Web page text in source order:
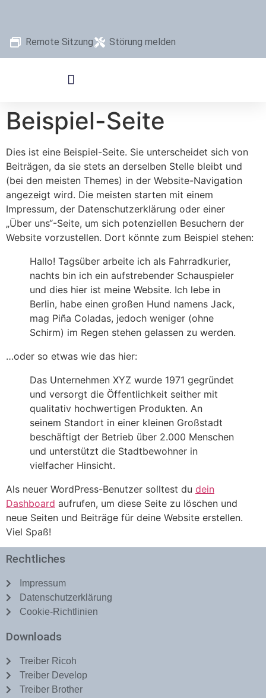
Remote Sitzung Störung melden
Beispiel-Seite
Dies ist eine Beispiel-Seite. Sie unterscheidet sich von
Beiträgen, da sie stets an derselben Stelle bleibt und
(bei den meisten Themes) in der Website-Navigation
angezeigt wird. Die meisten starten mit einem
Impressum, der Datenschutzerklärung oder einer
„Über uns“-Seite, um sich potenziellen Besuchern der
Website vorzustellen. Dort könnte zum Beispiel stehen:
Hallo! Tagsüber arbeite ich als Fahrradkurier,
nachts bin ich ein aufstrebender Schauspieler
und dies hier ist meine Website. Ich lebe in
Berlin, habe einen großen Hund namens Jack,
mag Piña Coladas, jedoch weniger (ohne
Schirm) im Regen stehen gelassen zu werden.
…oder so etwas wie das hier:
Das Unternehmen XYZ wurde 1971 gegründet
und versorgt die Öffentlichkeit seither mit
qualitativ hochwertigen Produkten. An
seinem Standort in einer kleinen Großstadt
beschäftigt der Betrieb über 2.000 Menschen
und unterstützt die Stadtbewohner in
vielfacher Hinsicht.
Als neuer WordPress-Benutzer solltest du dein
Dashboard aufrufen, um diese Seite zu löschen und
neue Seiten und Beiträge für deine Website erstellen.
Viel Spaß!
Rechtliches
Impressum
Datenschutzerklärung
Cookie-Richtlinien
Downloads
Treiber Ricoh
Treiber Develop
Treiber Brother